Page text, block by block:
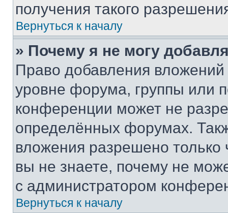
получения такого
Вернуться к началу
» Почему я не могу
Право добавления
уровне форума, группы или
конференции может не
определённых форумах.
вложения разрешено
вы не знаете, почему не
с администратором
Вернуться к началу